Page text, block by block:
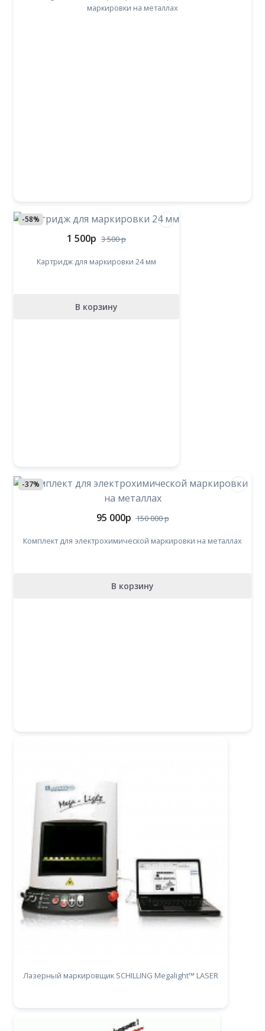
маркировки на металлах
-58%
1 500p 3 500p
Картридж для маркировки 24 мм
В корзину
-37%
95 000p 150 000p
Комплект для электрохимической маркировки на металлах
В корзину
Лазерный маркировщик SCHILLING Megalight™ LASER